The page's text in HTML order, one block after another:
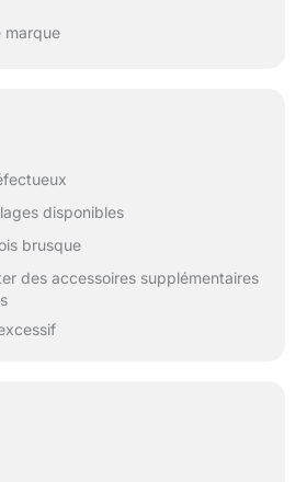
marque
disponibles
brusque
des accessoires supplémentaires